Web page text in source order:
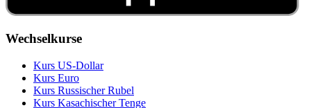
Wechselkurse
Kurs US‑Dollar
Kurs Euro
Kurs Russischer Rubel
Kurs Kasachischer Tenge